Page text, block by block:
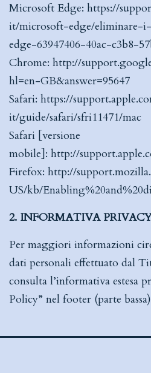
Microsoft Edge: https://
it/microsoft-edge/eliminare-
edge-63947406-40ac-c3b8-
Chrome: http://
hl=en-GB&answer=95647
Safari: https://
it/guide/safari/sfri11471/mac
Safari [versione
mobile]: http://
Firefox: http://
US/kb/
2. INFORMATIVA
Per maggiori informazioni
dati personali effettuato dal
consulta l’informativa estesa
Policy” nel footer (parte